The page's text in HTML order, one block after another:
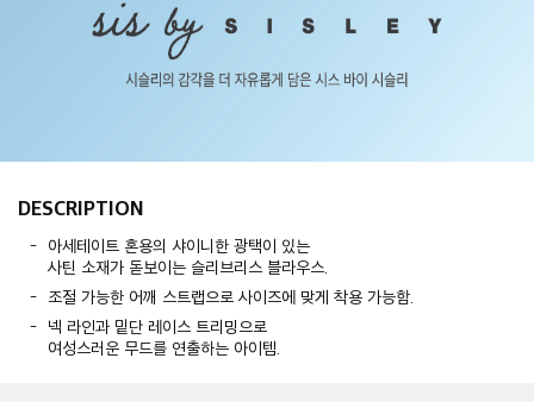
DESCRIPTION
아세테이트 혼용의 샤이니한 광택이 있는
사틴 소재가 돋보이는 슬리브리스 블라우스.
조절 가능한 어깨 스트랩으로 사이즈에 맞게 착용 가능함.
넥 라인과 밑단 레이스 트리밍으로
여성스러운 무드를 연출하는 아이템.